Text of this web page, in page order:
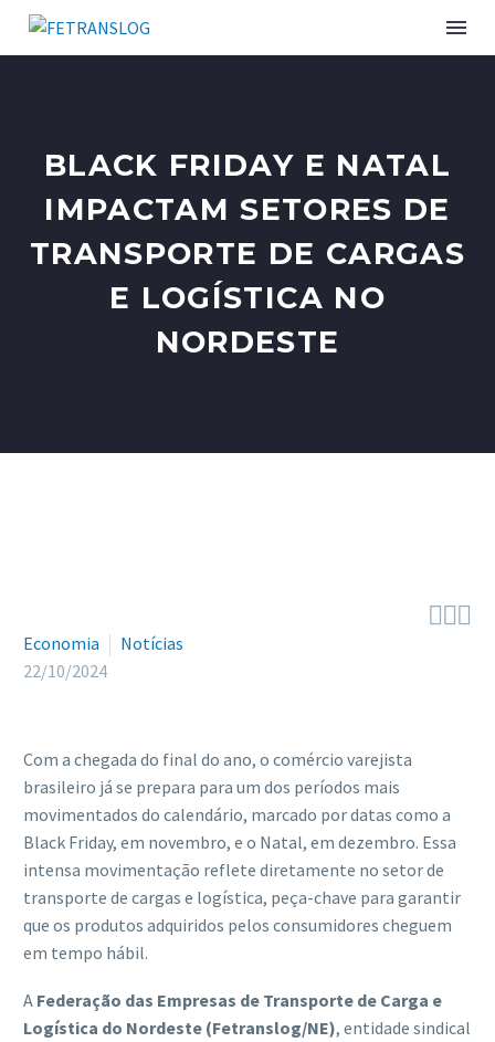
SINDICATOS ASSOCIADOS
SERVIÇOS
CURSOS E EVENTOS
BLACK FRIDAY E NATAL
IMPACTAM SETORES DE
TRANSPORTE DE CARGAS
E LOGÍSTICA NO
NORDESTE

Economia
Notícias
22/10/2024
Com a chegada do final do ano, o comércio varejista
brasileiro já se prepara para um dos períodos mais
movimentados do calendário, marcado por datas como a
Black Friday, em novembro, e o Natal, em dezembro. Essa
intensa movimentação reflete diretamente no setor de
transporte de cargas e logística, peça-chave para garantir
que os produtos adquiridos pelos consumidores cheguem
em tempo hábil.
A Federação das Empresas de Transporte de Carga e
Logística do Nordeste (Fetranslog/NE), entidade sindical